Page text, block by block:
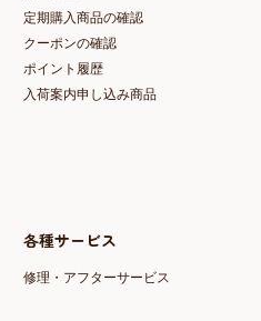
定期購入商品の確認
クーポンの確認
ポイント履歴
入荷案内申し込み商品
各種サービス
修理・アフターサービス